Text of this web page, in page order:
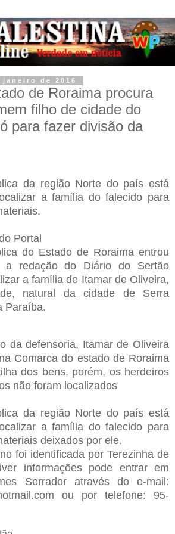
de 2016
de Roraima procura
filho de cidade do
para fazer divisão da
da região Norte do país está
a família do falecido para
Portal
do Estado de Roraima entrou
a redação do Diário do Sertão
a família de Itamar de Oliveira,
natural da cidade de Serra
Paraíba.
da defensoria, Itamar de Oliveira
Comarca do estado de Roraima
dos bens, porém, os herdeiros
não foram localizados
da região Norte do país está
a família do falecido para
deixados por ele.
foi identificada por Terezinha de
informações pode entrar em
Serrador através do e-mail:
ou por telefone: 95-